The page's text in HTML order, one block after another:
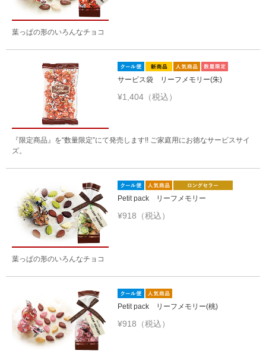
葉っぱの形のいろんなチョコ
サービス袋 リーフメモリー(朱)
¥1,404（税込）
『限定商品』を“数量限定”にて発売します!! ご家庭用にお徳なサービスサイ
ズ。
Petit pack リーフメモリー
¥918（税込）
葉っぱの形のいろんなチョコ
Petit pack リーフメモリー(桃)
¥918（税込）